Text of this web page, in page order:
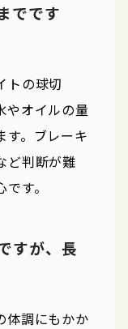
でです
トの球切
やオイルの量
す。ブレーキ
ど判断が難
す。
すが、長
体調にもかか